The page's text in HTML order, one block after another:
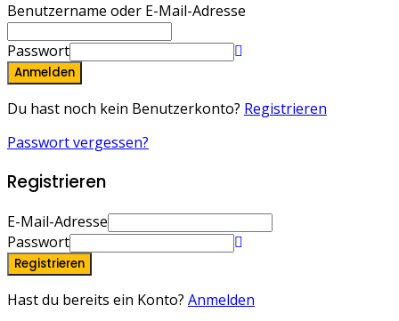
Benutzername oder E-Mail-Adresse
Passwort
Anmelden
Du hast noch kein Benutzerkonto? Registrieren
Passwort vergessen?
Registrieren
E-Mail-Adresse
Passwort
Registrieren
Hast du bereits ein Konto? Anmelden